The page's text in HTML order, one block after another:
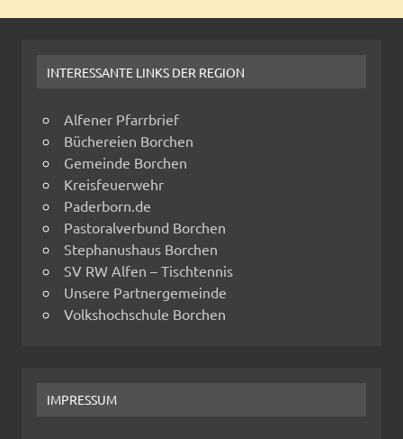
INTERESSANTE LINKS DER REGION
Alfener Pfarrbrief
Büchereien Borchen
Gemeinde Borchen
Kreisfeuerwehr
Paderborn.de
Pastoralverbund Borchen
Stephanushaus Borchen
SV RW Alfen – Tischtennis
Unsere Partnergemeinde
Volkshochschule Borchen
IMPRESSUM